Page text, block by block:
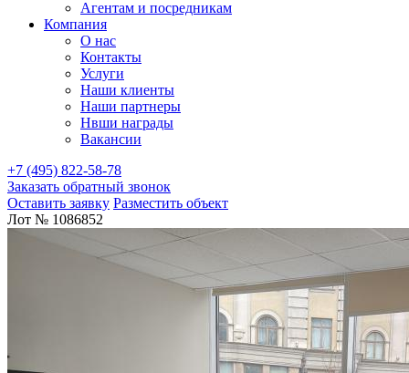
Агентам и посредникам
Компания
О нас
Контакты
Услуги
Наши клиенты
Наши партнеры
Нвши награды
Вакансии
+7 (495) 822-58-78
Заказать обратный звонок
Оставить заявку Разместить объект
Лот № 1086852